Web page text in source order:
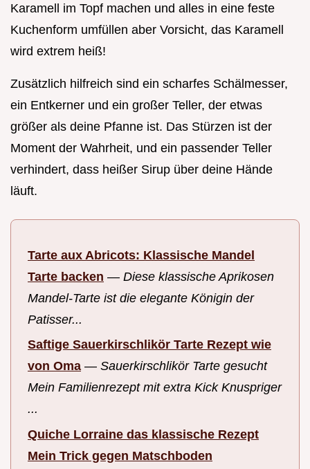
Karamell im Topf machen und alles in eine feste
Kuchenform umfüllen aber Vorsicht, das Karamell
wird extrem heiß!
Zusätzlich hilfreich sind ein scharfes Schälmesser,
ein Entkerner und ein großer Teller, der etwas
größer als deine Pfanne ist. Das Stürzen ist der
Moment der Wahrheit, und ein passender Teller
verhindert, dass heißer Sirup über deine Hände
läuft.
Tarte aux Abricots: Klassische Mandel
Tarte backen — Diese klassische Aprikosen
Mandel-Tarte ist die elegante Königin der
Patisser...
Saftige Sauerkirschlikör Tarte Rezept wie
von Oma — Sauerkirschlikör Tarte gesucht
Mein Familienrezept mit extra Kick Knuspriger
...
Quiche Lorraine das klassische Rezept
Mein Trick gegen Matschboden